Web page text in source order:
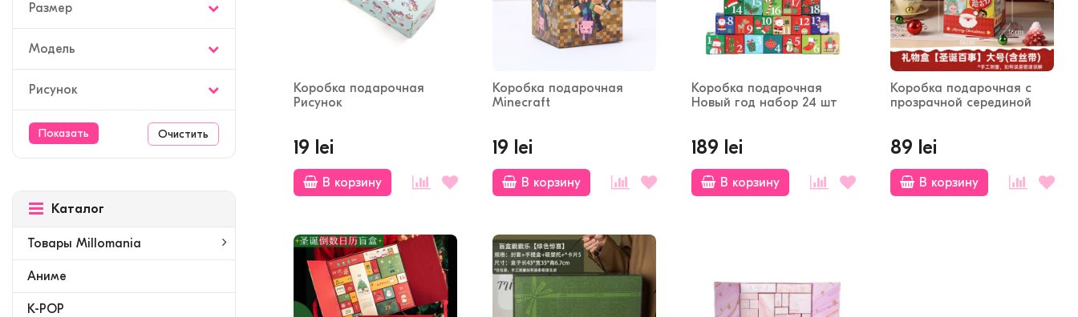
Коробка подарочная
Рисунок
19 lei
В корзину
Коробка подарочная
Minecraft
19 lei
В корзину
Коробка подарочная
Новый год набор 24 шт
189 lei
В корзину
Коробка подарочная с
прозрачной серединой
89 lei
В корзину
Размер
Модель
Рисунок
Очистить
Каталог
Товары Millomania
Аниме
K-POP